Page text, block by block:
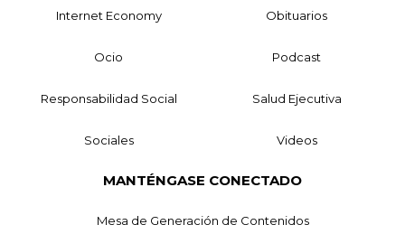
Internet Economy Obituarios
Ocio Podcast
Responsabilidad Social Salud Ejecutiva
Sociales Videos
MANTÉNGASE CONECTADO
Mesa de Generación de Contenidos